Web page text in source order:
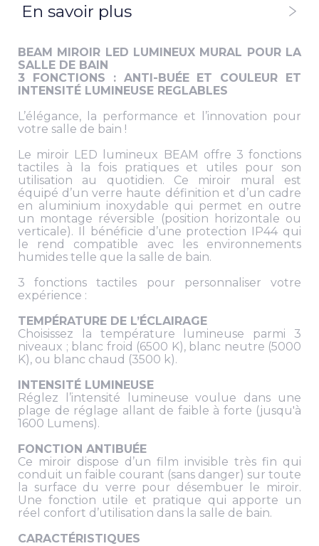
En savoir plus
BEAM MIROIR LED LUMINEUX MURAL POUR LA
SALLE DE BAIN
3 FONCTIONS : ANTI-BUÉE ET COULEUR ET
INTENSITÉ LUMINEUSE REGLABLES
L’élégance, la performance et l’innovation pour
votre salle de bain !
Le miroir LED lumineux BEAM offre 3 fonctions
tactiles à la fois pratiques et utiles pour son
utilisation au quotidien. Ce miroir mural est
équipé d’un verre haute définition et d’un cadre
en aluminium inoxydable qui permet en outre
un montage réversible (position horizontale ou
verticale). Il bénéficie d’une protection IP44 qui
le rend compatible avec les environnements
humides telle que la salle de bain.
3 fonctions tactiles pour personnaliser votre
expérience :
TEMPÉRATURE DE L’ÉCLAIRAGE
Choisissez la température lumineuse parmi 3
niveaux ; blanc froid (6500 K), blanc neutre (5000
K), ou blanc chaud (3500 k).
INTENSITÉ LUMINEUSE
Réglez l’intensité lumineuse voulue dans une
plage de réglage allant de faible à forte (jusqu'à
1600 Lumens).
FONCTION ANTIBUÉE
Ce miroir dispose d’un film invisible très fin qui
conduit un faible courant (sans danger) sur toute
la surface du verre pour désembuer le miroir.
Une fonction utile et pratique qui apporte un
réel confort d’utilisation dans la salle de bain.
CARACTÉRISTIQUES